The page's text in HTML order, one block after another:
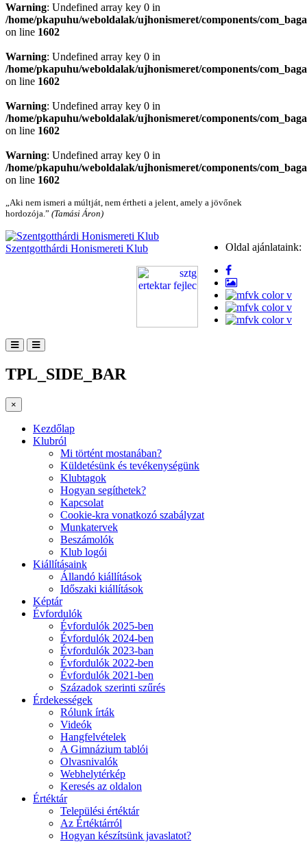
Warning: Undefined array key 0 in
/home/pkapuhu/weboldalak/ujhonismeret/components/
on line 1602
Warning: Undefined array key 0 in
/home/pkapuhu/weboldalak/ujhonismeret/components/
on line 1602
Warning: Undefined array key 0 in
/home/pkapuhu/weboldalak/ujhonismeret/components/
on line 1602
Warning: Undefined array key 0 in
/home/pkapuhu/weboldalak/ujhonismeret/components/
on line 1602
„Aki nem ismeri a múltját, nem értheti a jelent, amely a jövőnek
hordozója.” (Tamási Áron)
Oldal ajánlataink:
Szentgotthárdi Honismereti Klub
TPL_SIDE_BAR
×
Kezdőlap
Klubról
Mi történt mostanában?
Küldetésünk és tevékenységünk
Klubtagok
Hogyan segíthetek?
Kapcsolat
Cookie-kra vonatkozó szabályzat
Munkatervek
Beszámolók
Klub logói
Kiállításaink
Állandó kiállítások
Időszaki kiállítások
Képtár
Évfordulók
Évfordulók 2025-ben
Évfordulók 2024-ben
Évfordulók 2023-ban
Évfordulók 2022-ben
Évfordulók 2021-ben
Századok szerinti szűrés
Érdekességek
Rólunk írták
Videók
Hangfelvételek
A Gimnázium tablói
Olvasnivalók
Webhelytérkép
Keresés az oldalon
Értéktár
Települési értéktár
Az Értéktárról
Hogyan készítsünk javaslatot?